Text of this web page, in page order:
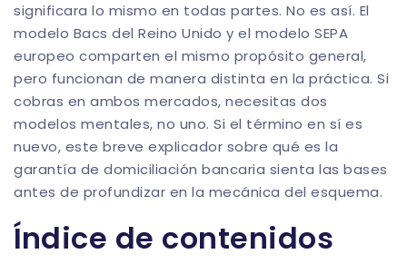
significara lo mismo en todas partes. No es así. El
modelo Bacs del Reino Unido y el modelo SEPA
europeo comparten el mismo propósito general,
pero funcionan de manera distinta en la práctica. Si
cobras en ambos mercados, necesitas dos
modelos mentales, no uno. Si el término en sí es
nuevo, este breve explicador sobre qué es la
garantía de domiciliación bancaria sienta las bases
antes de profundizar en la mecánica del esquema.
Índice de contenidos